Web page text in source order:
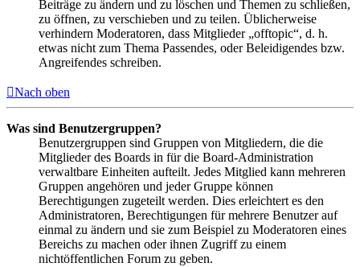
Beiträge zu ändern und zu löschen und Themen zu schließen,
zu öffnen, zu verschieben und zu teilen. Üblicherweise
verhindern Moderatoren, dass Mitglieder „offtopic“, d. h.
etwas nicht zum Thema Passendes, oder Beleidigendes bzw.
Angreifendes schreiben.
Nach oben
Was sind Benutzergruppen?
Benutzergruppen sind Gruppen von Mitgliedern, die die
Mitglieder des Boards in für die Board-Administration
verwaltbare Einheiten aufteilt. Jedes Mitglied kann mehreren
Gruppen angehören und jeder Gruppe können
Berechtigungen zugeteilt werden. Dies erleichtert es den
Administratoren, Berechtigungen für mehrere Benutzer auf
einmal zu ändern und sie zum Beispiel zu Moderatoren eines
Bereichs zu machen oder ihnen Zugriff zu einem
nichtöffentlichen Forum zu geben.